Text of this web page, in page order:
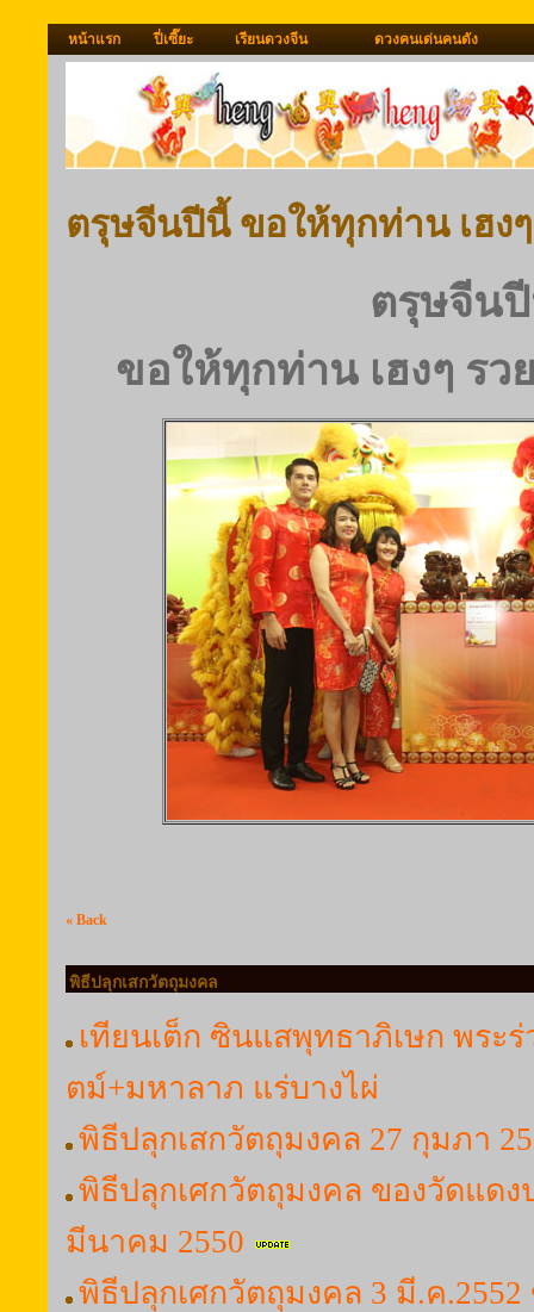
หน้าแรก ปี่เซี๊ยะ เรียนดวงจีน ดวงคนเด่นคนดัง
ตรุษจีนปีนี้ ขอให้ทุกท่าน เฮง
ตรุษจีน
ขอให้ทุกท่าน เฮงๆ ร
« Back
พิธีปลุกเสกวัตถุมงคล
เทียนเต็ก ซินแสพุทธาภิเษก พระ
ตม์+มหาลาภ แร่บางไผ่
พิธีปลุกเสกวัตถุมงคล 27 กุมภา
พิธีปลุกเศกวัตถุมงคล ของวัดแดง
มีนาคม 2550
พิธีปลุกเศกวัตถุมงคล 3 มี.ค